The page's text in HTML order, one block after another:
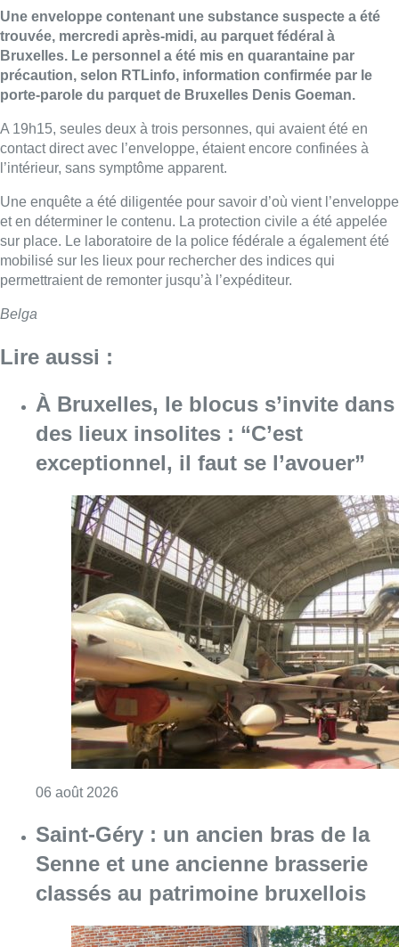
Une enveloppe contenant une substance suspecte a été
trouvée, mercredi après-midi, au parquet fédéral à
Bruxelles. Le personnel a été mis en quarantaine par
précaution, selon RTLinfo, information confirmée par le
porte-parole du parquet de Bruxelles Denis Goeman.
A 19h15, seules deux à trois personnes, qui avaient été en
contact direct avec l’enveloppe, étaient encore confinées à
l’intérieur, sans symptôme apparent.
Une enquête a été diligentée pour savoir d’où vient l’enveloppe
et en déterminer le contenu. La protection civile a été appelée
sur place. Le laboratoire de la police fédérale a également été
mobilisé sur les lieux pour rechercher des indices qui
permettraient de remonter jusqu’à l’expéditeur.
Belga
Lire aussi :
À Bruxelles, le blocus s’invite dans
des lieux insolites : “C’est
exceptionnel, il faut se l’avouer”
06 août 2026
Saint-Géry : un ancien bras de la
Senne et une ancienne brasserie
classés au patrimoine bruxellois